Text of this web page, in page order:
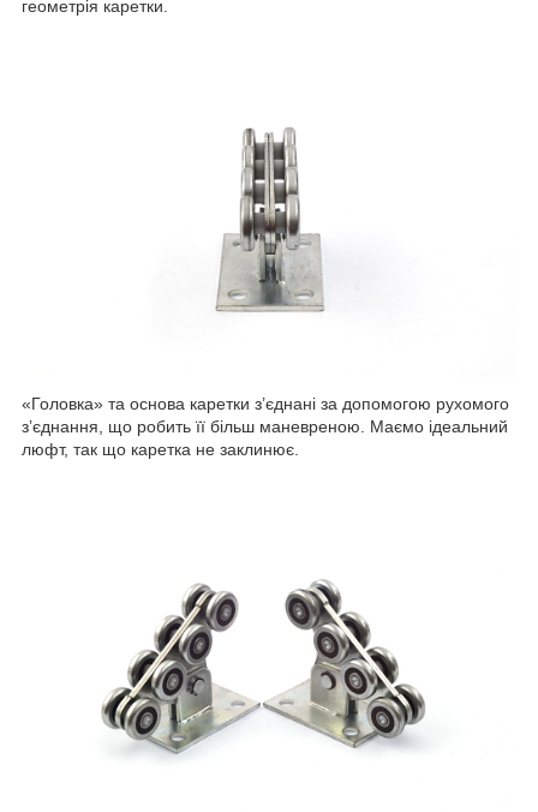
геометрія каретки.
«Головка» та основа каретки з’єднані за допомогою рухомого
з’єднання, що робить її більш маневреною. Маємо ідеальний
люфт, так що каретка не заклинює.